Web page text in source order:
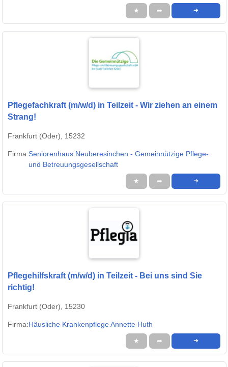
★ ➦ ➜
Pflegefachkraft (m/w/d) in Teilzeit - Wir ziehen an einem
Strang!
Frankfurt (Oder), 15232
Firma:Seniorenhaus Neuberesinchen - Gemeinnützige Pflege-
und Betreuungsgesellschaft
★ ➦ ➜
Pflegehilfskraft (m/w/d) in Teilzeit - Bei uns sind Sie
richtig!
Frankfurt (Oder), 15230
Firma:Häusliche Krankenpflege Annette Huth
★ ➦ ➜